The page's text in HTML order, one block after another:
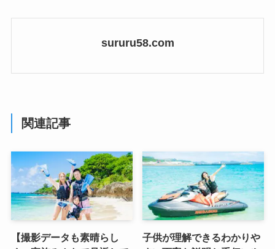
sururu58.com
関連記事
【撮影データも素晴らし
子供が理解できるわかりや